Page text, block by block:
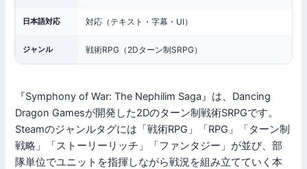
日本語対応 対応（テキスト・字幕・UI）
ジャンル 戦術RPG（2Dターン制SRPG）
『Symphony of War: The Nephilim Saga』は、Dancing
Dragon Gamesが開発した2Dのターン制戦術SRPGです。
Steamのジャンルタグには「戦術RPG」「RPG」「ターン制
戦略」「ストーリーリッチ」「ファンタジー」が並び、部
隊単位でユニットを指揮しながら戦況を組み立てていく本